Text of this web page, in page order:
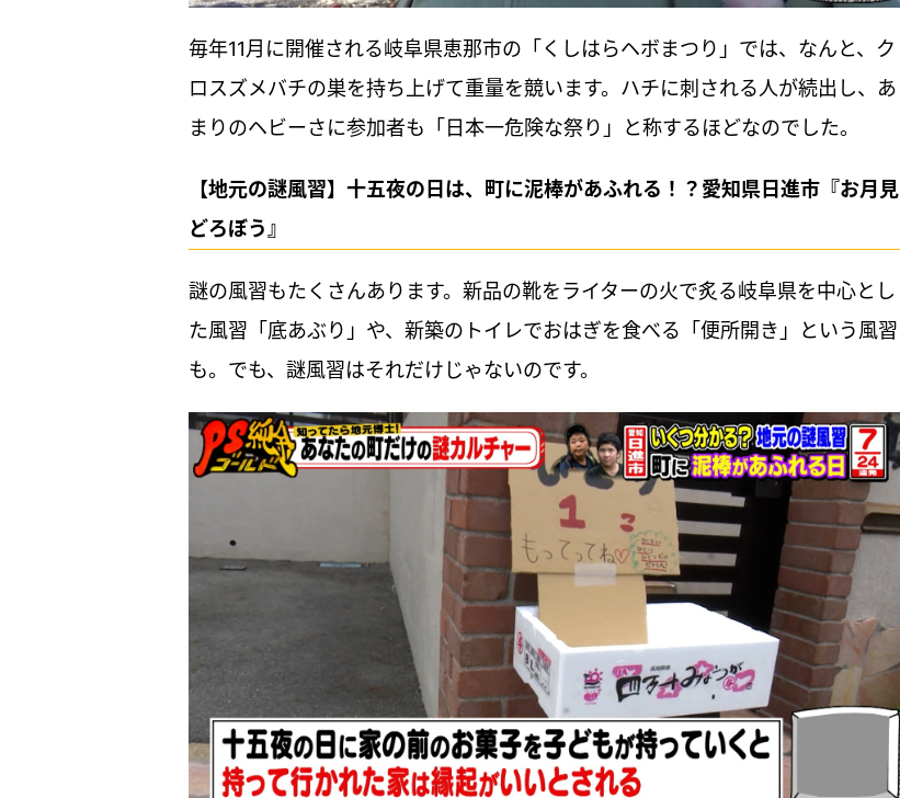
毎年11月に開催される岐阜県恵那市の「くしはらヘボまつり」では、なんと、ク
ロスズメバチの巣を持ち上げて重量を競います。ハチに刺される人が続出し、あ
まりのヘビーさに参加者も「日本一危険な祭り」と称するほどなのでした。
【地元の謎風習】十五夜の日は、町に泥棒があふれる！？愛知県日進市『お月見
どろぼう』
謎の風習もたくさんあります。新品の靴をライターの火で炙る岐阜県を中心とし
た風習「底あぶり」や、新築のトイレでおはぎを食べる「便所開き」という風習
も。でも、謎風習はそれだけじゃないのです。